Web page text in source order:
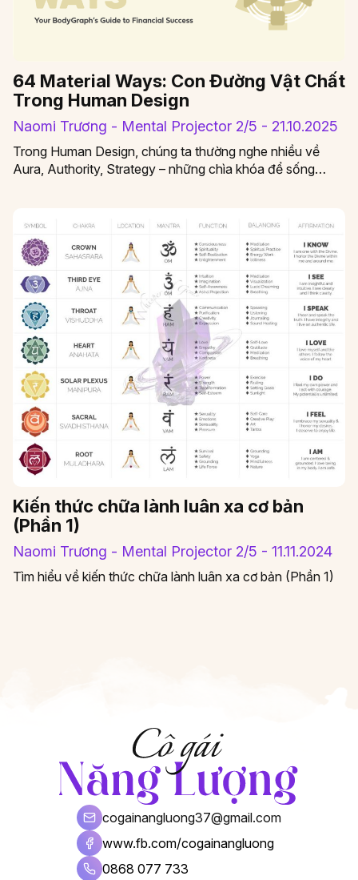
64 Material Ways: Con Đường Vật Chất
Trong Human Design
Naomi Trương - Mental Projector 2/5 - 21.10.2025
Trong Human Design, chúng ta thường nghe nhiều về
Aura, Authority, Strategy – những chìa khóa để sống
Kiến thức chữa lành luân xa cơ bản
(Phần 1)
Naomi Trương - Mental Projector 2/5 - 11.11.2024
Tìm hiểu về kiến thức chữa lành luân xa cơ bản (Phần 1)
cogainangluong37@gmail.com
www.fb.com/cogainangluong
0868 077 733